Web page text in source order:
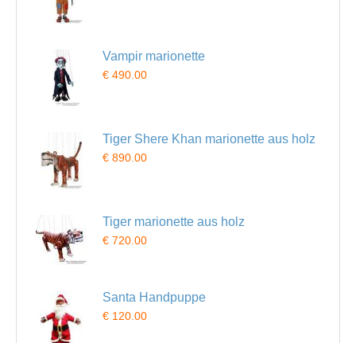
Vampir marionette
€ 490.00
Tiger Shere Khan marionette aus holz
€ 890.00
Tiger marionette aus holz
€ 720.00
Santa Handpuppe
€ 120.00